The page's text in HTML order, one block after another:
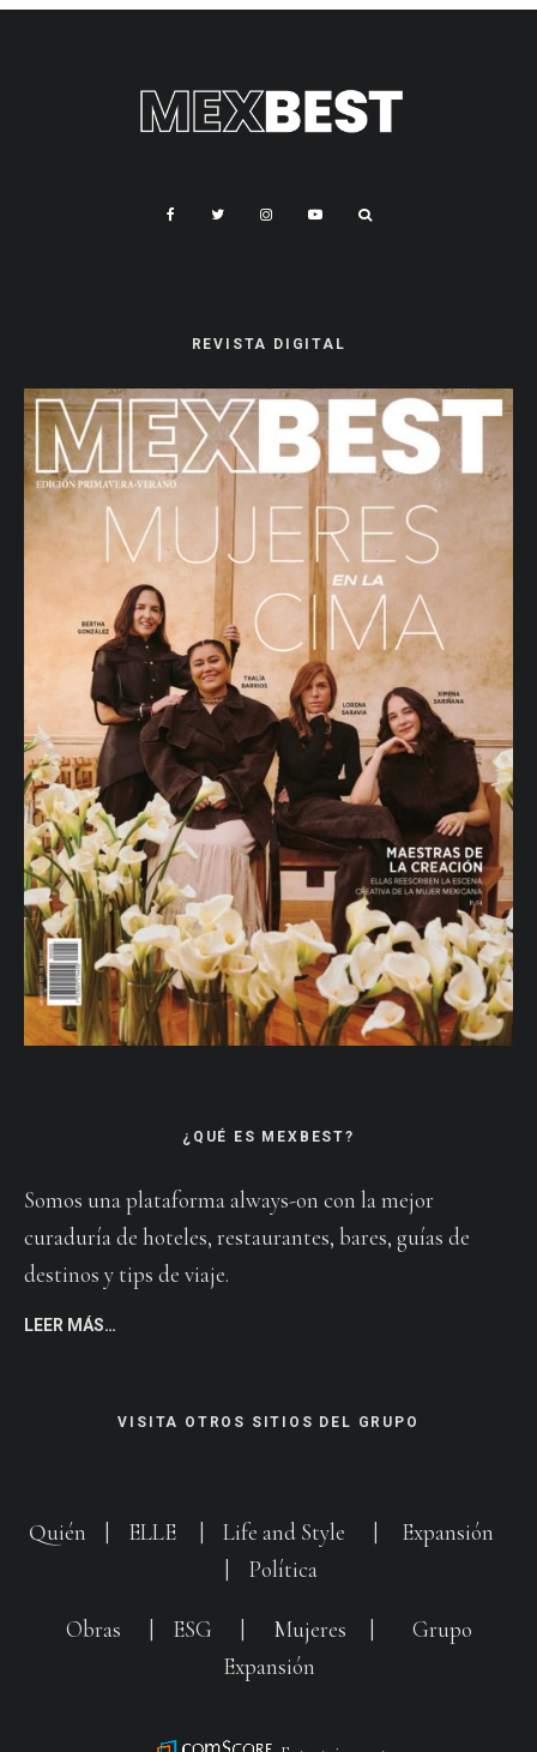
REVISTA DIGITAL
¿QUÉ ES MEXBEST?
Somos una plataforma always-on con la mejor
curaduría de hoteles, restaurantes, bares, guías de
destinos y tips de viaje.
LEER MÁS…
VISITA OTROS SITIOS DEL GRUPO
Quién ELLE Life and Style
Expansión
Política
Obras ESG Mujeres
Grupo
Expansión